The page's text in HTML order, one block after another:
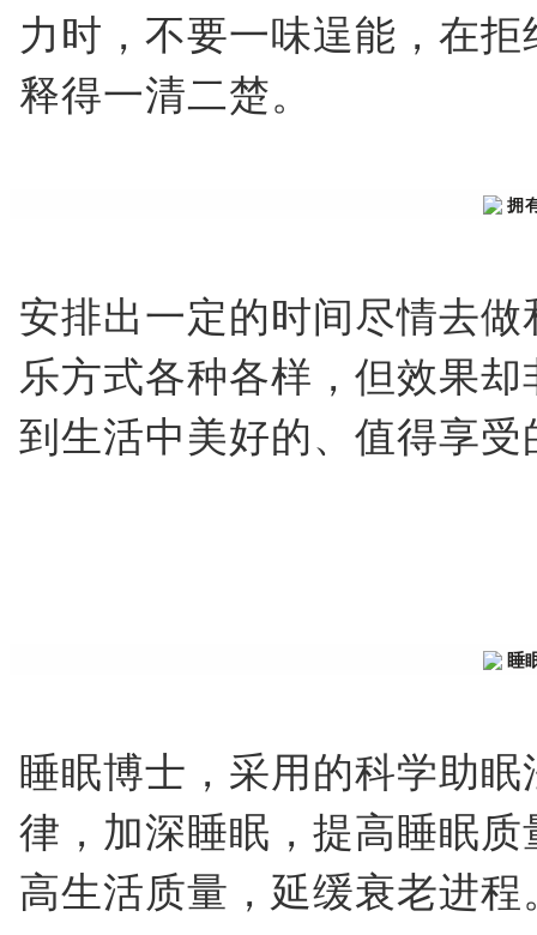
力时，不要一味逞能，在
释得一清二楚。
拥
安排出一定的时间尽情去
乐方式各种各样，但效果
到生活中美好的、值得享受
睡
睡眠博士，采用的科学助
律，加深睡眠，提高睡眠
高生活质量，延缓衰老进程